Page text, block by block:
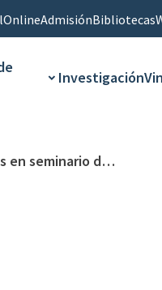
OnlineAdmisiónBibliotecas
Investigación
de comunidades inclusivas y educación